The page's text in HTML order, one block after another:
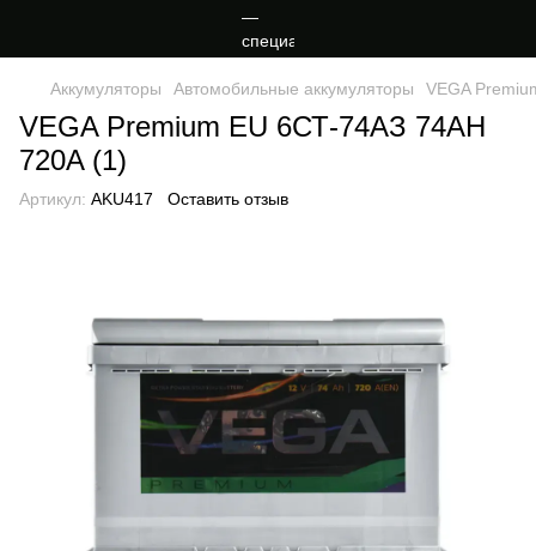
Аккумуляторы Автомобильные аккумуляторы VEGA
VEGA Premium EU 6СТ-74АЗ 74AH
720A (1)
Артикул: AKU417 Оставить отзыв